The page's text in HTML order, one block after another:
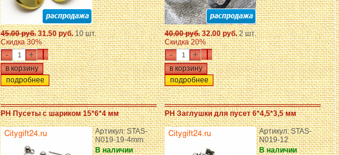
45.00 руб.31.50 руб.10 шт.
Скидка 30%
- +
подробнее
40.00 руб.32.00 руб.2 шт.
Скидка 20%
- +
подробнее
PH Пусеты с шариком 15*6*4 мм
Артикул: STAS-
N019-19-4mm
В наличии
PH Заглушки для пусет 6*4,5*3,5 мм
Артикул: STAS-
N019-12
В наличии